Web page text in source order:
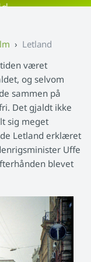
Letland
været
og selvom
sammen på
Det gjaldt ikke
sig meget
Letland erklæret
Uffe
blevet